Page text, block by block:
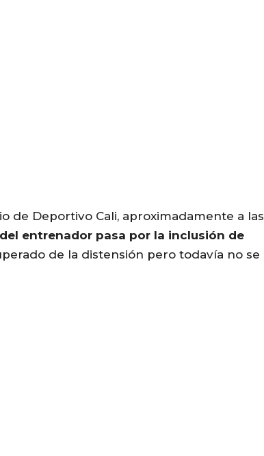
de Deportivo Cali, aproximadamente a las
entrenador pasa por la inclusión de
de la distensión pero todavía no se